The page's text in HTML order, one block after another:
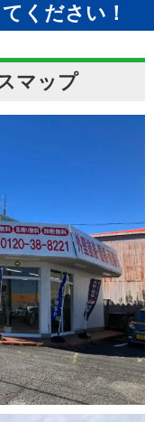
ください！
マップ